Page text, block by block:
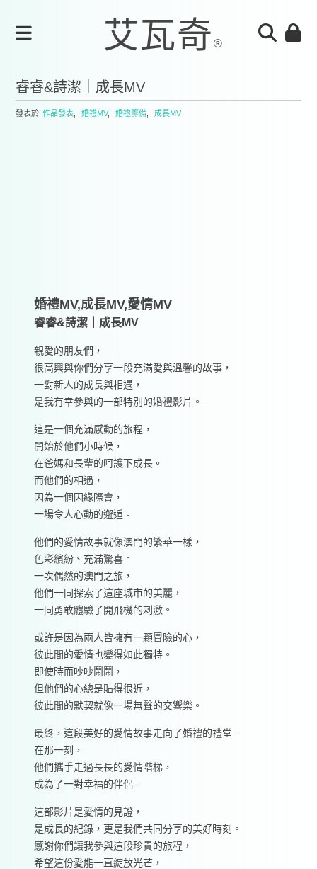
睿睿&詩潔｜成長MV
發表於 作品發表 婚禮MV, 婚禮籌備 成長MV
婚禮MV,成長MV,愛情MV
睿睿&詩潔｜成長MV
親愛的朋友們，
很高興與你們分享一段充滿愛與溫馨的故事，
一對新人的成長與相遇，
是我有幸參與的一部特別的婚禮影片。
這是一個充滿感動的旅程，
開始於他們小時候，
在爸媽和長輩的呵護下成長。
而他們的相遇，
因為一個因緣際會，
一場令人心動的邂逅。
他們的愛情故事就像澳門的繁華一樣，
色彩繽紛、充滿驚喜。
一次偶然的澳門之旅，
他們一同探索了這座城市的美麗，
一同勇敢體驗了開飛機的刺激。
或許是因為兩人皆擁有一顆冒險的心，
彼此間的愛情也變得如此獨特。
即使時而吵吵鬧鬧，
但他們的心總是貼得很近，
彼此間的默契就像一場無聲的交響樂。
最終，這段美好的愛情故事走向了婚禮的禮堂。
在那一刻，
他們攜手走過長長的愛情階梯，
成為了一對幸福的伴侶。
這部影片是愛情的見證，
是成長的紀錄，更是我們共同分享的美好時刻。
感謝你們讓我參與這段珍貴的旅程，
希望這份愛能一直綻放光芒，